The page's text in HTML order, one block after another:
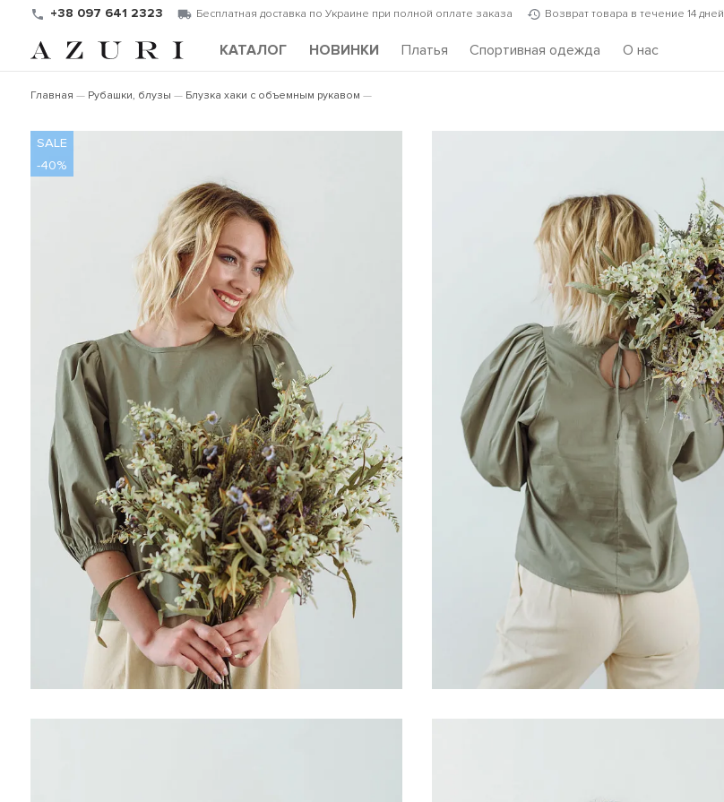
+38 097 641 2323 Бесплатная доставка по Украине при полной оплате заказа Возврат товара в течение 14 дней
КАТАЛОГ НОВИНКИ Платья Спортивная одежда О нас
Главная Рубашки, блузы Блузка хаки с объемным рукавом